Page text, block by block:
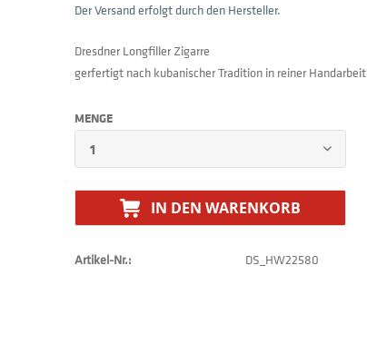
Der Versand erfolgt durch den Hersteller.
Dresdner Longfiller Zigarre
gerfertigt nach kubanischer Tradition in reiner Handarbeit
MENGE
IN DEN WARENKORB
Artikel-Nr.: DS_HW22580